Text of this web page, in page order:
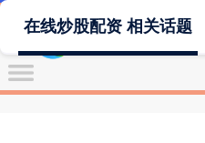
在线炒股配资 相关话题